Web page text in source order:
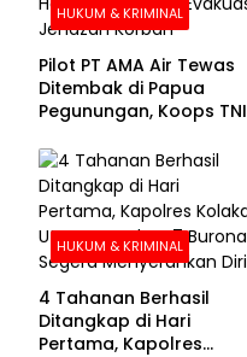
HUKUM & KRIMINAL
Pilot PT AMA Air Tewas
Ditembak di Papua
Pegunungan, Koops TNI
Evakuasi Jenazah
Korban
HUKUM & KRIMINAL
4 Tahanan Berhasil
Ditangkap di Hari
Pertama, Kapolres